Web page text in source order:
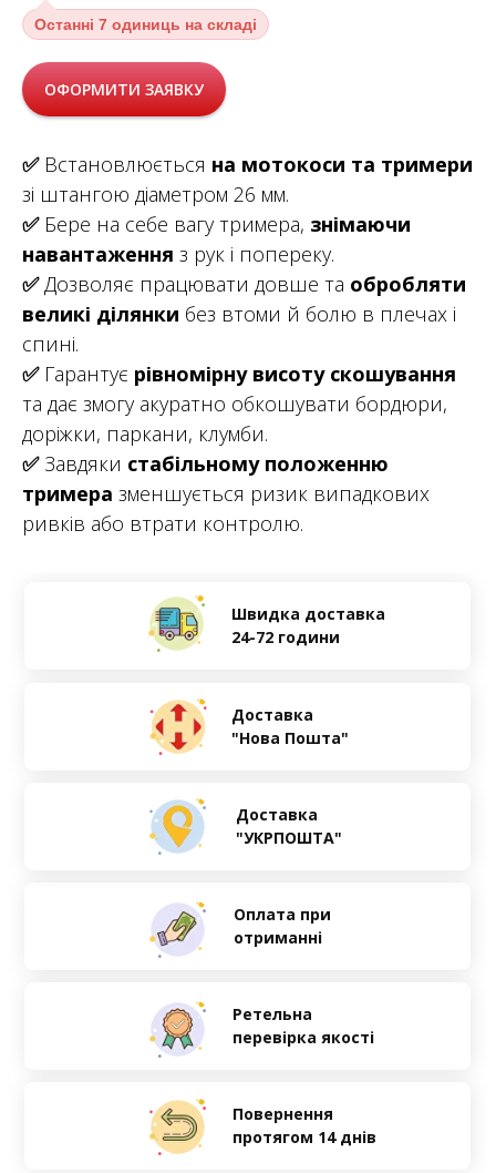
Останні 7 одиниць на складі
ОФОРМИТИ ЗАЯВКУ
✅Встановлюється на мотокоси та тримери
зі штангою діаметром 26 мм.
✅Бере на себе вагу тримера, знімаючи
навантаження з рук і попереку.
✅Дозволяє працювати довше та обробляти
великі ділянки без втоми й болю в плечах і
спині.
✅Гарантує рівномірну висоту скошування
та дає змогу акуратно обкошувати бордюри,
доріжки, паркани, клумби.
✅Завдяки стабільному положенню
тримера зменшується ризик випадкових
ривків або втрати контролю.
Оплата при
отриманні
Ретельна
перевірка якості
Швидка доставка
24-72 години
Доставка
"Нова Пошта"
Доставка
"УКРПОШТА"
Повернення
протягом 14 днів